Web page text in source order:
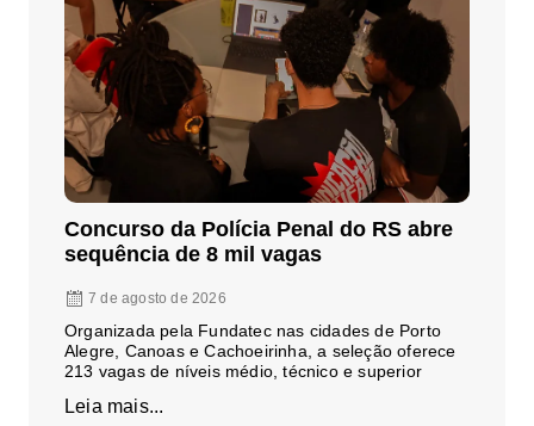
Concurso da Polícia Penal do RS abre
sequência de 8 mil vagas
7 de agosto de 2026
Organizada pela Fundatec nas cidades de Porto
Alegre, Canoas e Cachoeirinha, a seleção oferece
213 vagas de níveis médio, técnico e superior
Leia mais...